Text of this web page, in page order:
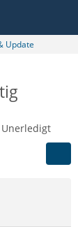
Update
Unerledigt